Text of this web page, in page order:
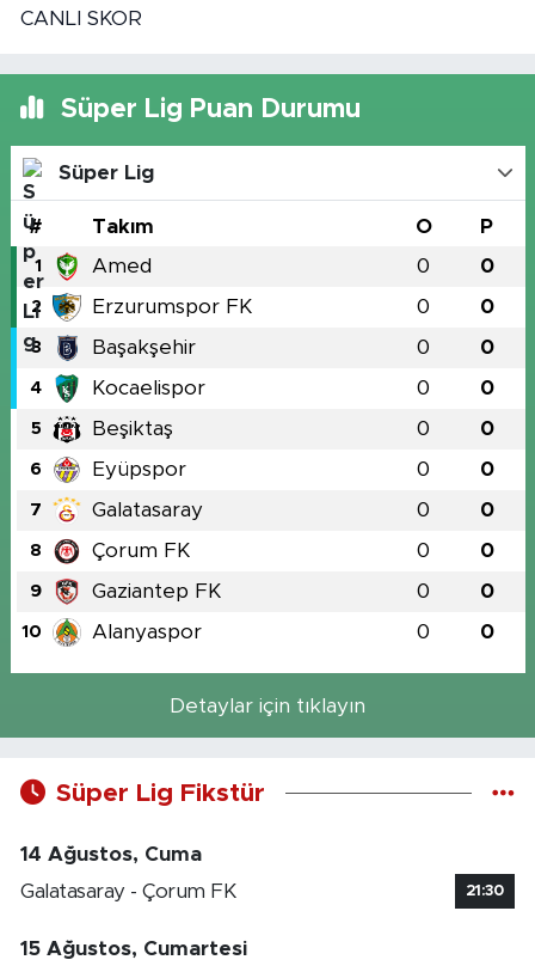
CANLI SKOR
Süper Lig Puan Durumu
Süper Lig
# Takım O P
1 Amed 0 0
2 Erzurumspor FK 0 0
3 Başakşehir 0 0
4 Kocaelispor 0 0
5 Beşiktaş 0 0
6 Eyüpspor 0 0
7 Galatasaray 0 0
8 Çorum FK 0 0
9 Gaziantep FK 0 0
10 Alanyaspor 0 0
Detaylar için tıklayın
Süper Lig Fikstür
14 Ağustos, Cuma
Galatasaray - Çorum FK
21:30
15 Ağustos, Cumartesi